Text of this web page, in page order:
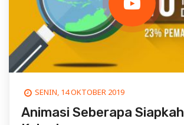
SENIN, 14 OKTOBER 2019
Animasi Seberapa Siapkah